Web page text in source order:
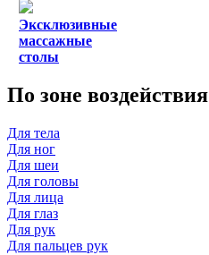
Эксклюзивные
массажные
столы
По зоне воздействия
Для тела
Для ног
Для шеи
Для головы
Для лица
Для глаз
Для рук
Для пальцев рук